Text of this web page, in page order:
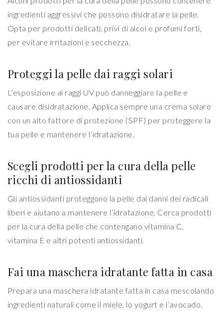
ingredienti aggressivi che possono disidratare la pelle.
Opta per prodotti delicati, privi di alcol e profumi forti,
per evitare irritazioni e secchezza.
Proteggi la pelle dai raggi solari
L’esposizione ai raggi UV può danneggiare la pelle e
causare disidratazione. Applica sempre una crema solare
con un alto fattore di protezione (SPF) per proteggere la
tua pelle e mantenere l’idratazione.
Scegli prodotti per la cura della pelle
ricchi di antiossidanti
Gli antiossidanti proteggono la pelle dai danni dei radicali
liberi e aiutano a mantenere l’idratazione. Cerca prodotti
per la cura della pelle che contengano vitamina C,
vitamina E e altri potenti antiossidanti.
Fai una maschera idratante fatta in casa
Prepara una maschera idratante fatta in casa mescolando
ingredienti naturali come il miele, lo yogurt e l’avocado.